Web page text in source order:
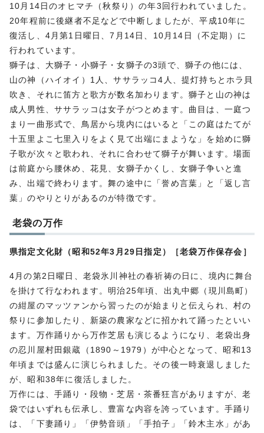
10月14日のオヒマチ（秋祭り）の年3回行われていました。
20年程前に後継者不足などで中断しましたが、平成10年に
復活し、4月第1日曜日、7月14日、10月14日（不定期）に
行われています。
獅子は、大獅子・小獅子・女獅子の3頭で、獅子の他には、
山の神（ハイオイ）1人、ササラッコ4人、提灯持ちとホラ貝
吹き、それに笛方と歌方が数名加わります。獅子と山の神は
成人男性、ササラッコは女子がつとめます。曲目は、一庭つ
まり一曲形式で、鳥居から境内にはいると「この庭はたてが
十五里よこ七里入りをよく見て出端にまような」を始めに獅
子歌が次々と歌われ、それに合わせて獅子が舞います。場面
は前庭から腰休め、花見、女獅子かくし、女獅子争いと進
み、出端で終わります。舞の途中に「誉め言葉」と「返し言
葉」のやりとりがあるのが特徴です。
老袋の万作
県指定文化財（昭和52年3月29日指定）［老袋万作保存会］
4月の第2日曜日、老袋氷川神社の春祈祷の日に、境内に舞台
を掛けて行なわれます。明治25年頃、出丸中郷（現川島町）
の紺屋のマッツァンから習ったのが始まりと伝えられ、村の
祭りに参加したり、新築の農家などに招かれて踊ったといい
ます。万作踊りから万作芝居も演じるようになり、老袋出身
の忍川屋村田銀蔵（1890～1979）が中心となって、昭和13
年頃までは盛んに演じられました。その後一時衰退しました
が、昭和38年に復活しました。
万作には、手踊り・段物・芝居・茶番狂言がありますが、老
袋ではいずれも伝承し、豊富な内容を誇っています。手踊り
は、「下妻踊り」「伊勢音頭」「手拍子」「鈴木主水」があ